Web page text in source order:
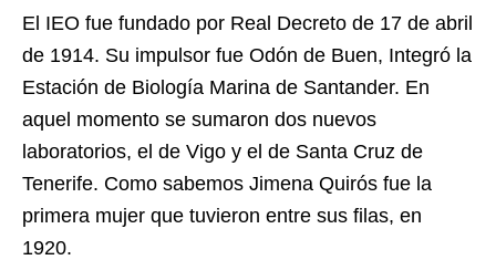
El IEO fue fundado por Real Decreto de 17 de abril
de 1914. Su impulsor fue Odón de Buen, Integró la
Estación de Biología Marina de Santander. En
aquel momento se sumaron dos nuevos
laboratorios, el de Vigo y el de Santa Cruz de
Tenerife. Como sabemos Jimena Quirós fue la
primera mujer que tuvieron entre sus filas, en
1920.